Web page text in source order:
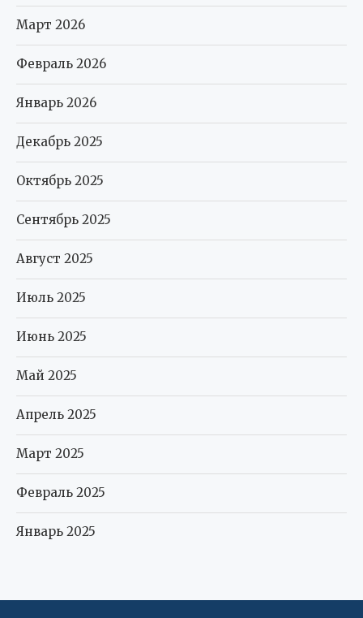
Март 2026
Февраль 2026
Январь 2026
Декабрь 2025
Октябрь 2025
Сентябрь 2025
Август 2025
Июль 2025
Июнь 2025
Май 2025
Апрель 2025
Март 2025
Февраль 2025
Январь 2025